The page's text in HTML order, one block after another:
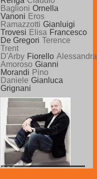
Baglioni Ornella
Vanoni Eros
Ramazzotti Gianluigi
Trovesi Elisa Francesco
De Gregori Terence
Trent
D'Arby Fiorello Alessandra
Amoroso Gianni
Morandi Pino
Daniele Gianluca
Grignani
883